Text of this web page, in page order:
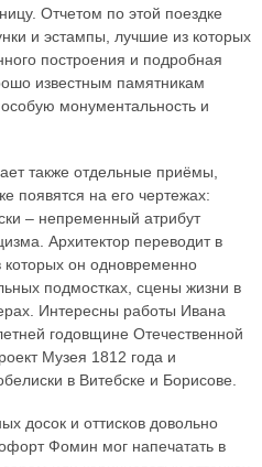
Отчетом по этой поездке
и эстампы, лучшие из которых
построения и подробная
известным памятникам
монументальность и
также отдельные приёмы,
появятся на его чертежах:
– непременный атрибут
Архитектор переводит в
он одновременно
подмостках, сцены жизни в
Интересны работы Ивана
годовщине Отечественной
Музея 1812 года и
в Витебске и Борисове.
досок и оттисков довольно
Фомин мог напечатать в